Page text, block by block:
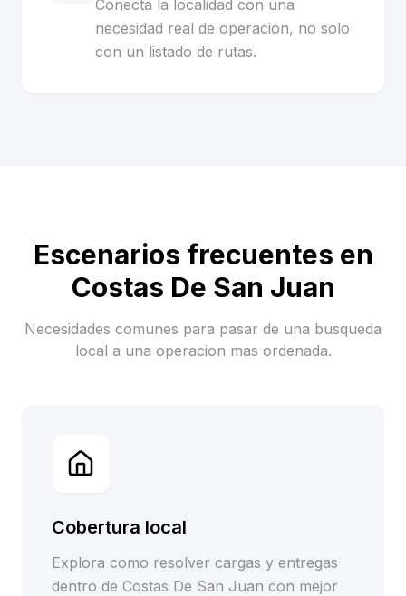
Conecta la localidad con una
necesidad real de operacion, no solo
con un listado de rutas.
Escenarios frecuentes en
Costas De San Juan
Necesidades comunes para pasar de una busqueda
local a una operacion mas ordenada.
Cobertura local
Explora como resolver cargas y entregas
dentro de Costas De San Juan con mejor